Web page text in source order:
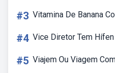
#3 Vitamina De Banana
#4 Vice Diretor Tem Hífen
#5 Viajem Ou Viagem